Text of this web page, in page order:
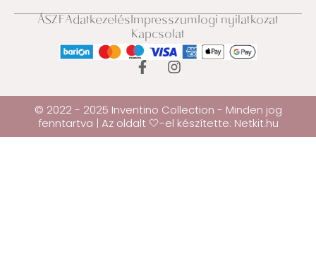
ÁSZFAdatkezelésImpresszumJogi nyilatkozat
Kapcsolat
© 2022 - 2025 Inventino Collection - Minden jog
fenntartva | Az oldalt 🤍-el készítette: Netkit.hu